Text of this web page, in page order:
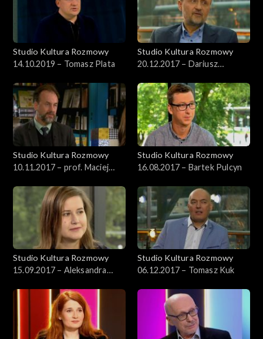
Studio Kultura Rozmowy
14.10.2019 – Tomasz Plata
Studio Kultura Rozmowy
20.12.2017 – Dariusz
Studio Kultura Rozmowy
10.11.2017 – prof. Maciej
Studio Kultura Rozmowy
16.08.2017 – Bartek Pulcyn
Studio Kultura Rozmowy
15.09.2017 – Aleksandra
Studio Kultura Rozmowy
06.12.2017 – Tomasz Kuk